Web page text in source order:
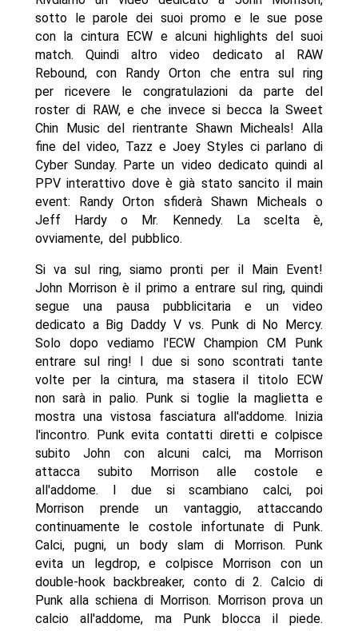
sotto le parole dei suoi promo e le sue pose
con la cintura ECW e alcuni highlights del suoi
match. Quindi altro video dedicato al RAW
Rebound, con Randy Orton che entra sul ring
per ricevere le congratulazioni da parte del
roster di RAW, e che invece si becca la Sweet
Chin Music del rientrante Shawn Micheals! Alla
fine del video, Tazz e Joey Styles ci parlano di
Cyber Sunday. Parte un video dedicato quindi al
PPV interattivo dove è già stato sancito il main
event: Randy Orton sfiderà Shawn Micheals o
Jeff Hardy o Mr. Kennedy. La scelta è,
ovviamente, del pubblico.
Si va sul ring, siamo pronti per il Main Event!
John Morrison è il primo a entrare sul ring, quindi
segue una pausa pubblicitaria e un video
dedicato a Big Daddy V vs. Punk di No Mercy.
Solo dopo vediamo l'ECW Champion CM Punk
entrare sul ring! I due si sono scontrati tante
volte per la cintura, ma stasera il titolo ECW
non sarà in palio. Punk si toglie la maglietta e
mostra una vistosa fasciatura all'addome. Inizia
l'incontro. Punk evita contatti diretti e colpisce
subito John con alcuni calci, ma Morrison
attacca subito Morrison alle costole e
all'addome. I due si scambiano calci, poi
Morrison prende un vantaggio, attaccando
continuamente le costole infortunate di Punk.
Calci, pugni, un body slam di Morrison. Punk
evita un legdrop, e colpisce Morrison con un
double-hook backbreaker, conto di 2. Calcio di
Punk alla schiena di Morrison. Morrison prova un
calcio all'addome, ma Punk blocca il piede.